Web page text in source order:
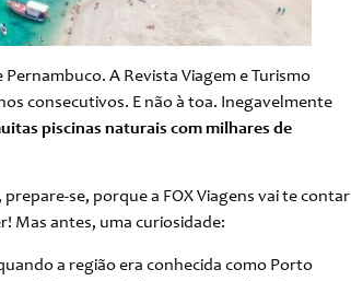
Pernambuco. A Revista Viagem e Turismo
consecutivos. E não à toa. Inegavelmente
piscinas naturais com milhares de
se, porque a FOX Viagens vai te contar
Mas antes, uma curiosidade:
a região era conhecida como Porto